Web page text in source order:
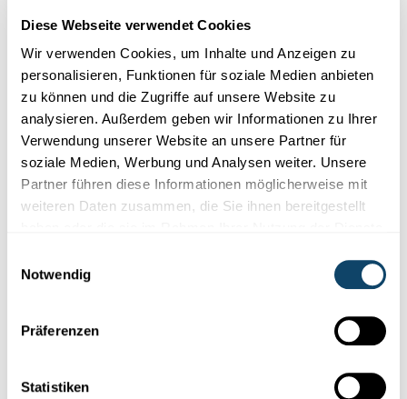
Diese Webseite verwendet Cookies
Wir verwenden Cookies, um Inhalte und Anzeigen zu
personalisieren, Funktionen für soziale Medien anbieten
zu können und die Zugriffe auf unsere Website zu
analysieren. Außerdem geben wir Informationen zu Ihrer
Verwendung unserer Website an unsere Partner für
soziale Medien, Werbung und Analysen weiter. Unsere
Partner führen diese Informationen möglicherweise mit
weiteren Daten zusammen, die Sie ihnen bereitgestellt
Notwendig
Präferenzen
Statistiken
Du verwendest wissenschaftliche Daten,
um Musik zu produzieren. Inwieweit
glaubst Du, dass dieser kreative Prozess
umgekehrt auch für die Wissenschaft
nützlich sein kann?
neue Elemente und Strukturen entdecken. Ich arbeite
sonifizieren kann. Es geht um die Verbindung von
Sonifikation des Schwarze Lochs stand ich vor der